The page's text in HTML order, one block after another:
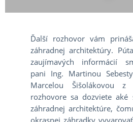
Ďalší rozhovor vám
záhradnej architektúry.
zaujímavých informácií
pani Ing. Martinou
Marcelou Šišolákovou
rozhovore sa dozviete
záhradnej architektúre,